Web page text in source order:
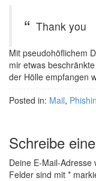
Thank you
Mit pseudohöflichem
mir etwas
der Hölle empfangen
Posted in: Mail,
Schreibe
Deine E-Mail-Adresse
Felder sind mit *